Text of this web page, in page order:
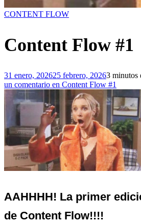
CONTENT FLOW
Content Flow #1
31 enero, 202625 febrero, 20263 minutos
un comentario en Content Flow #1
AAHHHH! La primer
de Content Flow!!!!